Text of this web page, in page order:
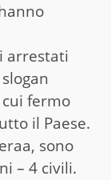
arrestati
fermo
il Paese.
sono
– 4 civili.